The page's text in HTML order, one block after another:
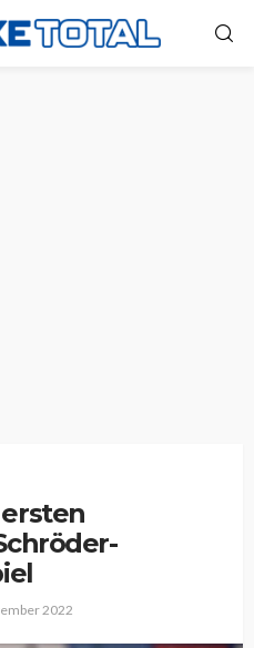
2022